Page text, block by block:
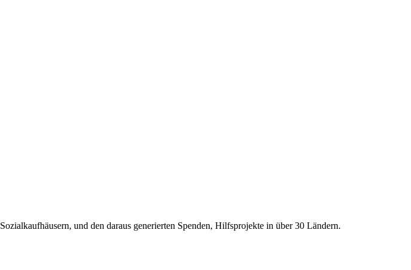
Sozialkaufhäusern, und den daraus generierten Spenden, Hilfsprojekte in über30 Ländern.